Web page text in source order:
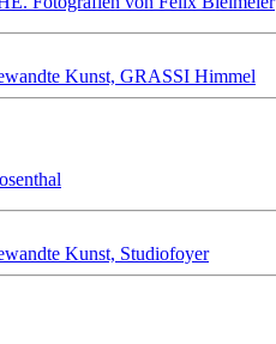
Kunst, GRASSI Himmel
Kunst, Studiofoyer